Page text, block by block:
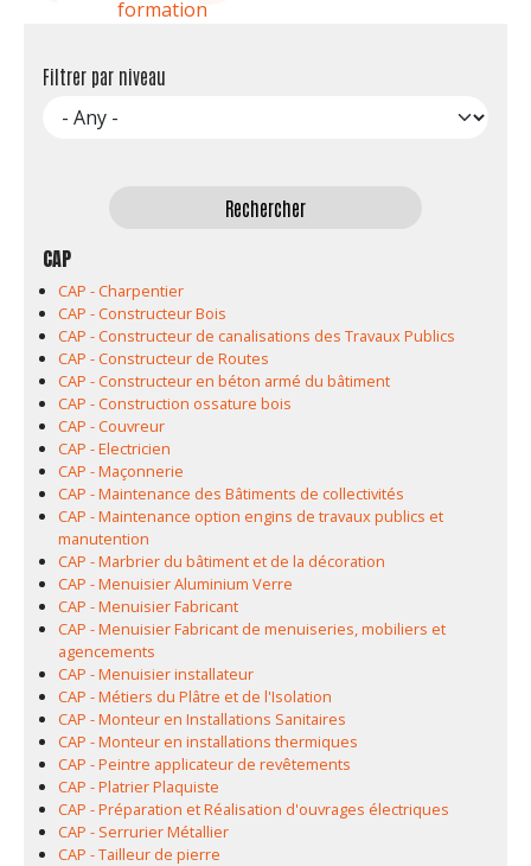
Filtrer par niveau
CAP
CAP - Charpentier
CAP - Constructeur Bois
CAP - Constructeur de canalisations des Travaux Publics
CAP - Constructeur de Routes
CAP - Constructeur en béton armé du bâtiment
CAP - Construction ossature bois
CAP - Couvreur
CAP - Electricien
CAP - Maçonnerie
CAP - Maintenance des Bâtiments de collectivités
CAP - Maintenance option engins de travaux publics et
manutention
CAP - Marbrier du bâtiment et de la décoration
CAP - Menuisier Aluminium Verre
CAP - Menuisier Fabricant
CAP - Menuisier Fabricant de menuiseries, mobiliers et
agencements
CAP - Menuisier installateur
CAP - Métiers du Plâtre et de l'Isolation
CAP - Monteur en Installations Sanitaires
CAP - Monteur en installations thermiques
CAP - Peintre applicateur de revêtements
CAP - Platrier Plaquiste
CAP - Préparation et Réalisation d'ouvrages électriques
CAP - Serrurier Métallier
CAP - Tailleur de pierre
formation